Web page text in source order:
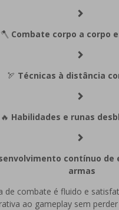
🪓 Combate corpo a corpo
🏹 Técnicas à distância
🔥 Habilidades e runas
contínuo de
armas
de combate é fluido e
ao gameplay sem